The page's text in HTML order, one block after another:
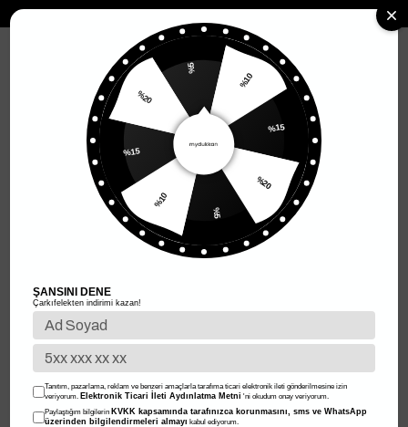
Anasayfa Kadın Giyim Kadın Üst Giyim Kadın Hırka
Kadın Hırka
Sıralama
%70
%10
%20
%10
%15
%20
ŞANSINI DENE
Çarkıfelekten indirimi kazan!
Tanıtım, pazarlama, reklam ve benzeri amaçlarla tarafıma ticari elektronik ileti gönderilmesine izin
veriyorum. Elektronik Ticari İleti Aydınlatma Metni 'ni okudum onay veriyorum.
Paylaştığım bilgilerin KVKK kapsamında tarafınızca korunmasını, sms ve WhatsApp
üzerinden bilgilendirmeleri almayı kabul ediyorum.